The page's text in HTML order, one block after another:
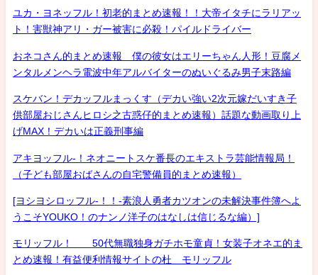
ユカ・ヨネッフル！初老的まとめ速報！！大帝イタチにラリアッ
ト！害獣神アリ・ガー被害に必殺！パイルドライバー
おネコさん的まとめ速報 僕の彼女はエリーちゃん人形！豆腐メ
ンタルメンヘラ電波中年アルバイターのぬいぐるみ男子末路編
スケバン！デカッフルまっくす（デカい強い2次元嫁だいすき子
供部屋おじさんヒロシ之古惑仔的まとめ速報）話題な動画取り上
げMAX！デカいは正義刑事編
アキヨッフル-！ネオニートスケ番長のエキストラ芸能情報局！
（子ども部屋おばさんの自宅警備員的まとめ速報）
[ヨシヨシロッフル-！！-素浪人勇者カツオンの未解決事件簿へよ
うこそYOUKO！のナンノ洋子のはなしは信じるな編）]
モリッフル！ 50代無職独身ガチホモ童貞！女装子オネエ的ま
とめ速報！有益便利情報サイトの杜 モリッフル